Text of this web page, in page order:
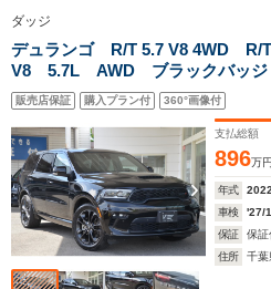
ダッジ
デュランゴ R/T 5.7 V8 4WD
V8 5.7L AWD ブラックバッ
LEDフォグランプ ブラックハー
プルカープレイ アンドロイドオ
ヒーター
販売店保証 購入プラン付 360°画像付
支払総額
896万円
年式 2022
車検
'27/
保証
保証
住所
千葉